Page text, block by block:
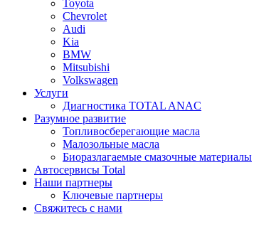
Toyota
Chevrolet
Audi
Kia
BMW
Mitsubishi
Volkswagen
Услуги
Диагностика TOTAL ANAC
Разумное развитие
Топливосберегающие масла
Малозольные масла
Биоразлагаемые смазочные материалы
Автосервисы Total
Наши партнеры
Ключевые партнеры
Свяжитесь с нами